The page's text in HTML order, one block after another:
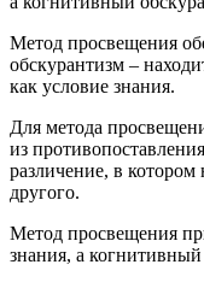
Метод просвещения
обскурантизм –
как условие знания.
Для метода
из
различение, в
другого.
Метод просвещения
знания, а